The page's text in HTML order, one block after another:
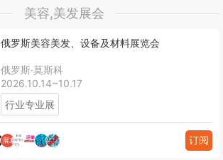
美容,美发展会
俄罗斯美容美发、设备及材料展览会
俄罗斯·莫斯科
2026.10.14~10.17
行业专业展
订阅